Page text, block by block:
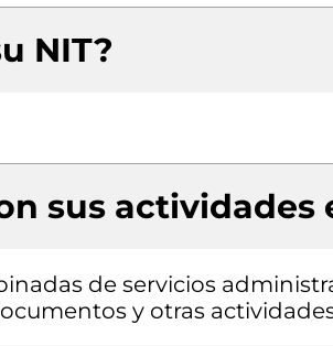
NIT?
sus actividades
de servicios
y otras